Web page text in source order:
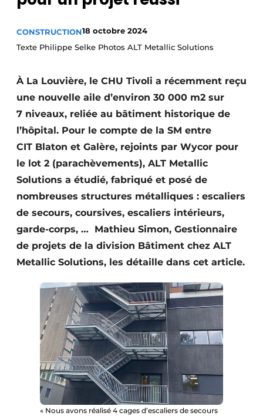
Video’s
Construction bois
Contrôle d’accès
Éclairage
Fondations
Façades
Infrastructures souterraines et égouttage
Rénovation
Sécurité incendie
Software
Techniques ferroviaires
Travaux ferroviaires
CONSTRUCTION18 octobre 2024
Texte Philippe Selke Photos ALT Metallic Solutions
À La Louvière, le CHU Tivoli a récemment reçu
une nouvelle aile d’environ 30 000 m2 sur
7 niveaux, reliée au bâtiment historique de
l’hôpital. Pour le compte de la SM entre
CIT Blaton et Galère, rejoints par Wycor pour
le lot 2 (parachèvements), ALT Metallic
Solutions a étudié, fabriqué et posé de
nombreuses structures métalliques : escaliers
de secours, coursives, escaliers intérieurs,
garde-corps, … Mathieu Simon, Gestionnaire
de projets de la division Bâtiment chez ALT
Metallic Solutions, les détaille dans cet article.
« Nous avons réalisé 4 cages d’escaliers de secours